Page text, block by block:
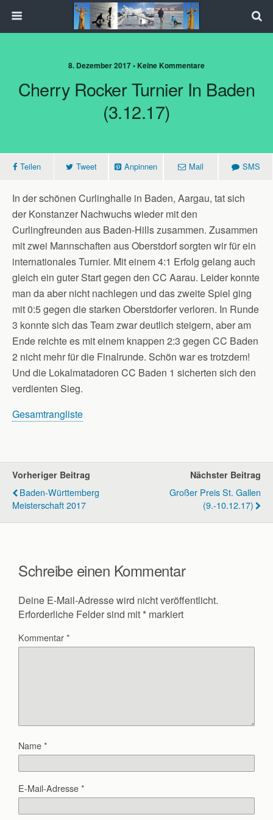
8. Dezember 2017 • Keine Kommentare
Cherry Rocker Turnier In Baden
(3.12.17)
Teilen Tweet Anpinnen Mail SMS
In der schönen Curlinghalle in Baden, Aargau, tat sich
der Konstanzer Nachwuchs wieder mit den
Curlingfreunden aus Baden-Hills zusammen. Zusammen
mit zwei Mannschaften aus Oberstdorf sorgten wir für ein
internationales Turnier. Mit einem 4:1 Erfolg gelang auch
gleich ein guter Start gegen den CC Aarau. Leider konnte
man da aber nicht nachlegen und das zweite Spiel ging
mit 0:5 gegen die starken Oberstdorfer verloren. In Runde
3 konnte sich das Team zwar deutlich steigern, aber am
Ende reichte es mit einem knappen 2:3 gegen CC Baden
2 nicht mehr für die Finalrunde. Schön war es trotzdem!
Und die Lokalmatadoren CC Baden 1 sicherten sich den
verdienten Sieg.
Gesamtrangliste
Vorheriger Beitrag
Baden-Württemberg
Meisterschaft 2017
Nächster Beitrag
Großer Preis St. Gallen
(9.-10.12.17)
Schreibe einen Kommentar
Deine E-Mail-Adresse wird nicht veröffentlicht.
Erforderliche Felder sind mit * markiert
Kommentar*
Name*
E-Mail-Adresse*